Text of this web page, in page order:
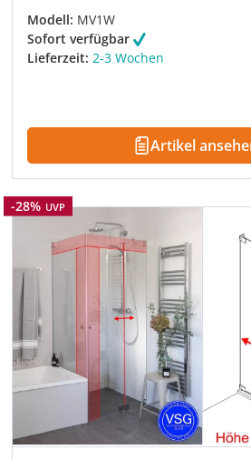
Modell: MV1W
Sofort verfügbar
Lieferzeit: 2-3 Wochen
Artikel
Rabatt
-28% UVP